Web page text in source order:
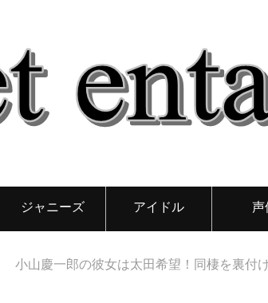
ジャニーズ アイドル 声
小山慶一郎の彼女は太田希望！同棲を裏付